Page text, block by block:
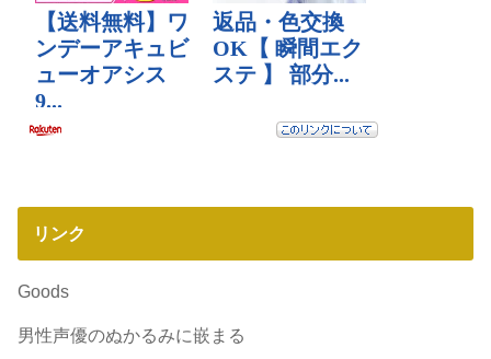
リンク
Goods
男性声優のぬかるみに嵌まる